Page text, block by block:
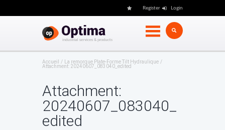
Register Login
Accueil
La remorque Plate-Forme Tilt Hydraulique
Attachment: 20240607_083040_edited
Attachment:
20240607_083040_
edited